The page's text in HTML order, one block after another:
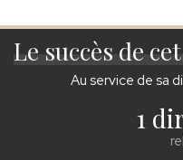
Le succès de
Au service de sa
1